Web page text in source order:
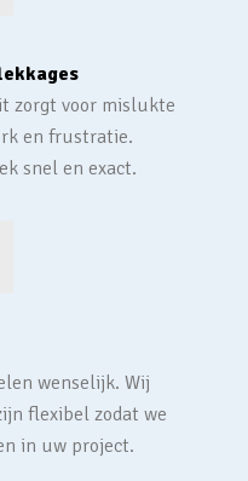
zorgt voor mislukte
en frustratie.
snel en exact.
wenselijk. Wij
flexibel zodat we
in uw project.